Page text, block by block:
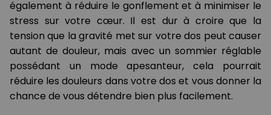
également à réduire le gonflement et à minimiser le
stress sur votre cœur. Il est dur à croire que la
tension que la gravité met sur votre dos peut causer
autant de douleur, mais avec un sommier réglable
possédant un mode apesanteur, cela pourrait
réduire les douleurs dans votre dos et vous donner la
chance de vous détendre bien plus facilement.